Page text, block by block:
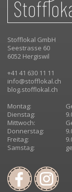
Stofflokal GmbH
Seestrasse 60
6052 Hergiswil
+41 41 630 11 11
info@stofflokal.ch
blog.stofflokal.ch
Montag:
Dienstag:
Mittwoch:
Donnerstag:
Freitag:
Samstag: